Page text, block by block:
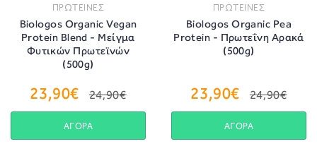
ΠΡΩΤΕΙΝΕΣ
Biologos Organic Vegan
Protein Blend - Μείγμα
Φυτικών Πρωτεϊνών
(500g)
23,90€ 24,90€
ΑΓΟΡΑ
ΠΡΩΤΕΙΝΕΣ
Biologos Organic Pea
Protein - Πρωτεΐνη Αρακά
(500g)
23,90€ 24,90€
ΑΓΟΡΑ